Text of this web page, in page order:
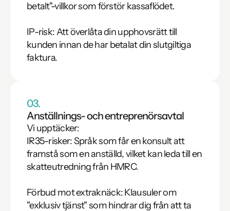
betalt"-villkor som förstör kassaflödet.
IP-risk: Att överlåta din upphovsrätt till
kunden innan de har betalat din slutgiltiga
faktura.
03.
Anställnings- och entreprenörsavtal
Vi upptäcker:
IR35-risker: Språk som får en konsult att
framstå som en anställd, vilket kan leda till en
skatteutredning från HMRC.
Förbud mot extraknäck: Klausuler om
"exklusiv tjänst" som hindrar dig från att ta